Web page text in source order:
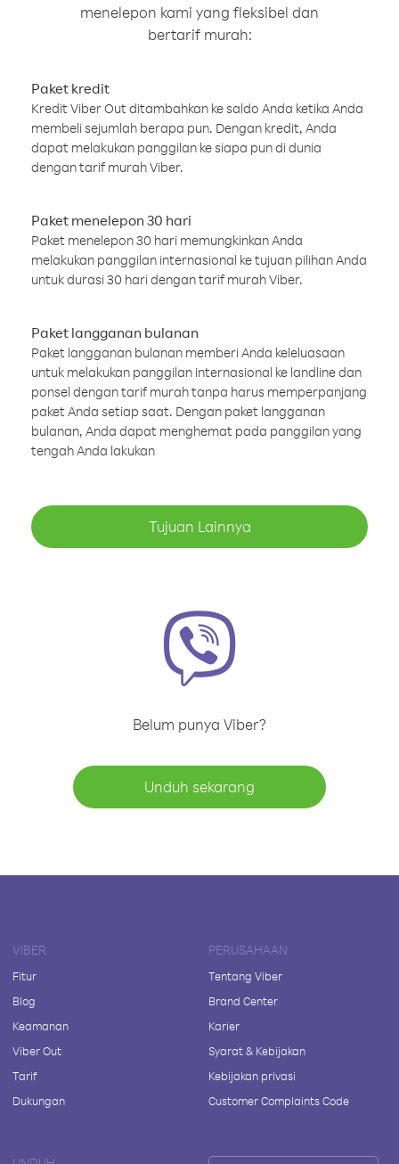
menelepon kami yang fleksibel dan
bertarif murah:
Paket kredit
Kredit Viber Out ditambahkan ke saldo Anda ketika Anda
membeli sejumlah berapa pun. Dengan kredit, Anda
dapat melakukan panggilan ke siapa pun di dunia
dengan tarif murah Viber.
Paket menelepon 30 hari
Paket menelepon 30 hari memungkinkan Anda
melakukan panggilan internasional ke tujuan pilihan Anda
untuk durasi 30 hari dengan tarif murah Viber.
Paket langganan bulanan
Paket langganan bulanan memberi Anda keleluasaan
untuk melakukan panggilan internasional ke landline dan
ponsel dengan tarif murah tanpa harus memperpanjang
paket Anda setiap saat. Dengan paket langganan
bulanan, Anda dapat menghemat pada panggilan yang
tengah Anda lakukan
Tujuan Lainnya
Belum punya Viber?
Unduh sekarang
VIBER
Fitur
Blog
Keamanan
Viber Out
Tarif
Dukungan
PERUSAHAAN
Tentang Viber
Brand Center
Karier
Syarat & Kebijakan
Kebijakan privasi
Customer Complaints Code